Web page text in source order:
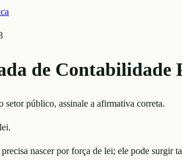
de Contabilidade
setor público, assinale a afirmativa correta.
nascer por força de lei; ele pode surgir